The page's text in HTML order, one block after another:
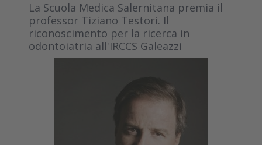
La Scuola Medica Salernitana premia il
professor Tiziano Testori. Il
riconoscimento per la ricerca in
odontoiatria all'IRCCS Galeazzi